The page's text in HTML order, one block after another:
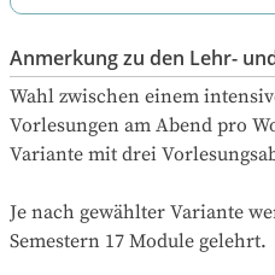
Anmerkung zu den Lehr-
Wahl zwischen einem
Vorlesungen am Abend pro
Variante mit drei
Je nach gewählter Variante
Semestern 17 Module gelehrt.